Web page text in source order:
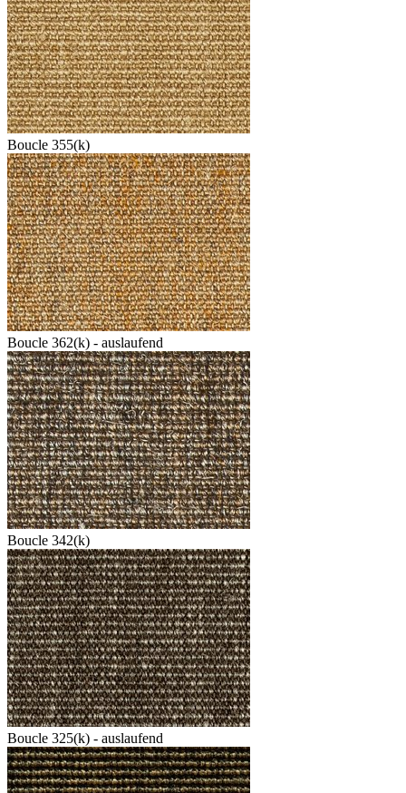
Boucle 355(k)
Boucle 362(k) - auslaufend
Boucle 342(k)
Boucle 325(k) - auslaufend